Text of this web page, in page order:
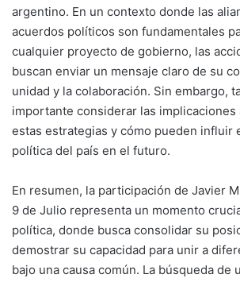
argentino. En un contexto donde las
acuerdos políticos son fundamentales
cualquier proyecto de gobierno, las
buscan enviar un mensaje claro de su
unidad y la colaboración. Sin embargo,
importante considerar las implicaciones
estas estrategias y cómo pueden influir
política del país en el futuro.
En resumen, la participación de Javier
9 de Julio representa un momento
política, donde busca consolidar su
demostrar su capacidad para unir a
bajo una causa común. La búsqueda de